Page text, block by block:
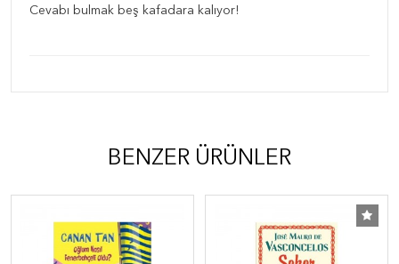
Cevabı bulmak beş kafadara kalıyor!
BENZER ÜRÜNLER